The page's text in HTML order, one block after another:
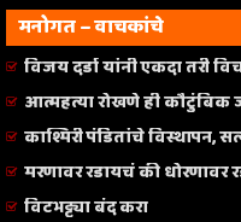
मनोगत – वाचकांचे
विजय दर्डा यांनी एकदा तरी
आत्महत्या रोखणे ही कौटुंबिक
काश्मिरी पंडितांचे विस्थापन,
मरणावर रडायचं की धोरणावर
विटभट्ट्या बंद करा